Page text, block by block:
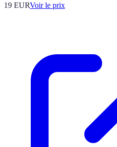
19 EURVoir le prix